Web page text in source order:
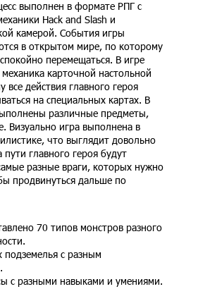
выполнен в формате РПГ с
Hack and Slash и
камерой. События игры
в открытом мире, по которому
перемещаться. В игре
механика карточной настольной
все действия главного героя
на специальных картах. В
различные предметы,
Визуально игра выполнена в
что выглядит довольно
главного героя будут
разные враги, которых нужно
продвинуться дальше по
70 типов монстров разного
подземелья с разным
с разными навыками и умениями.